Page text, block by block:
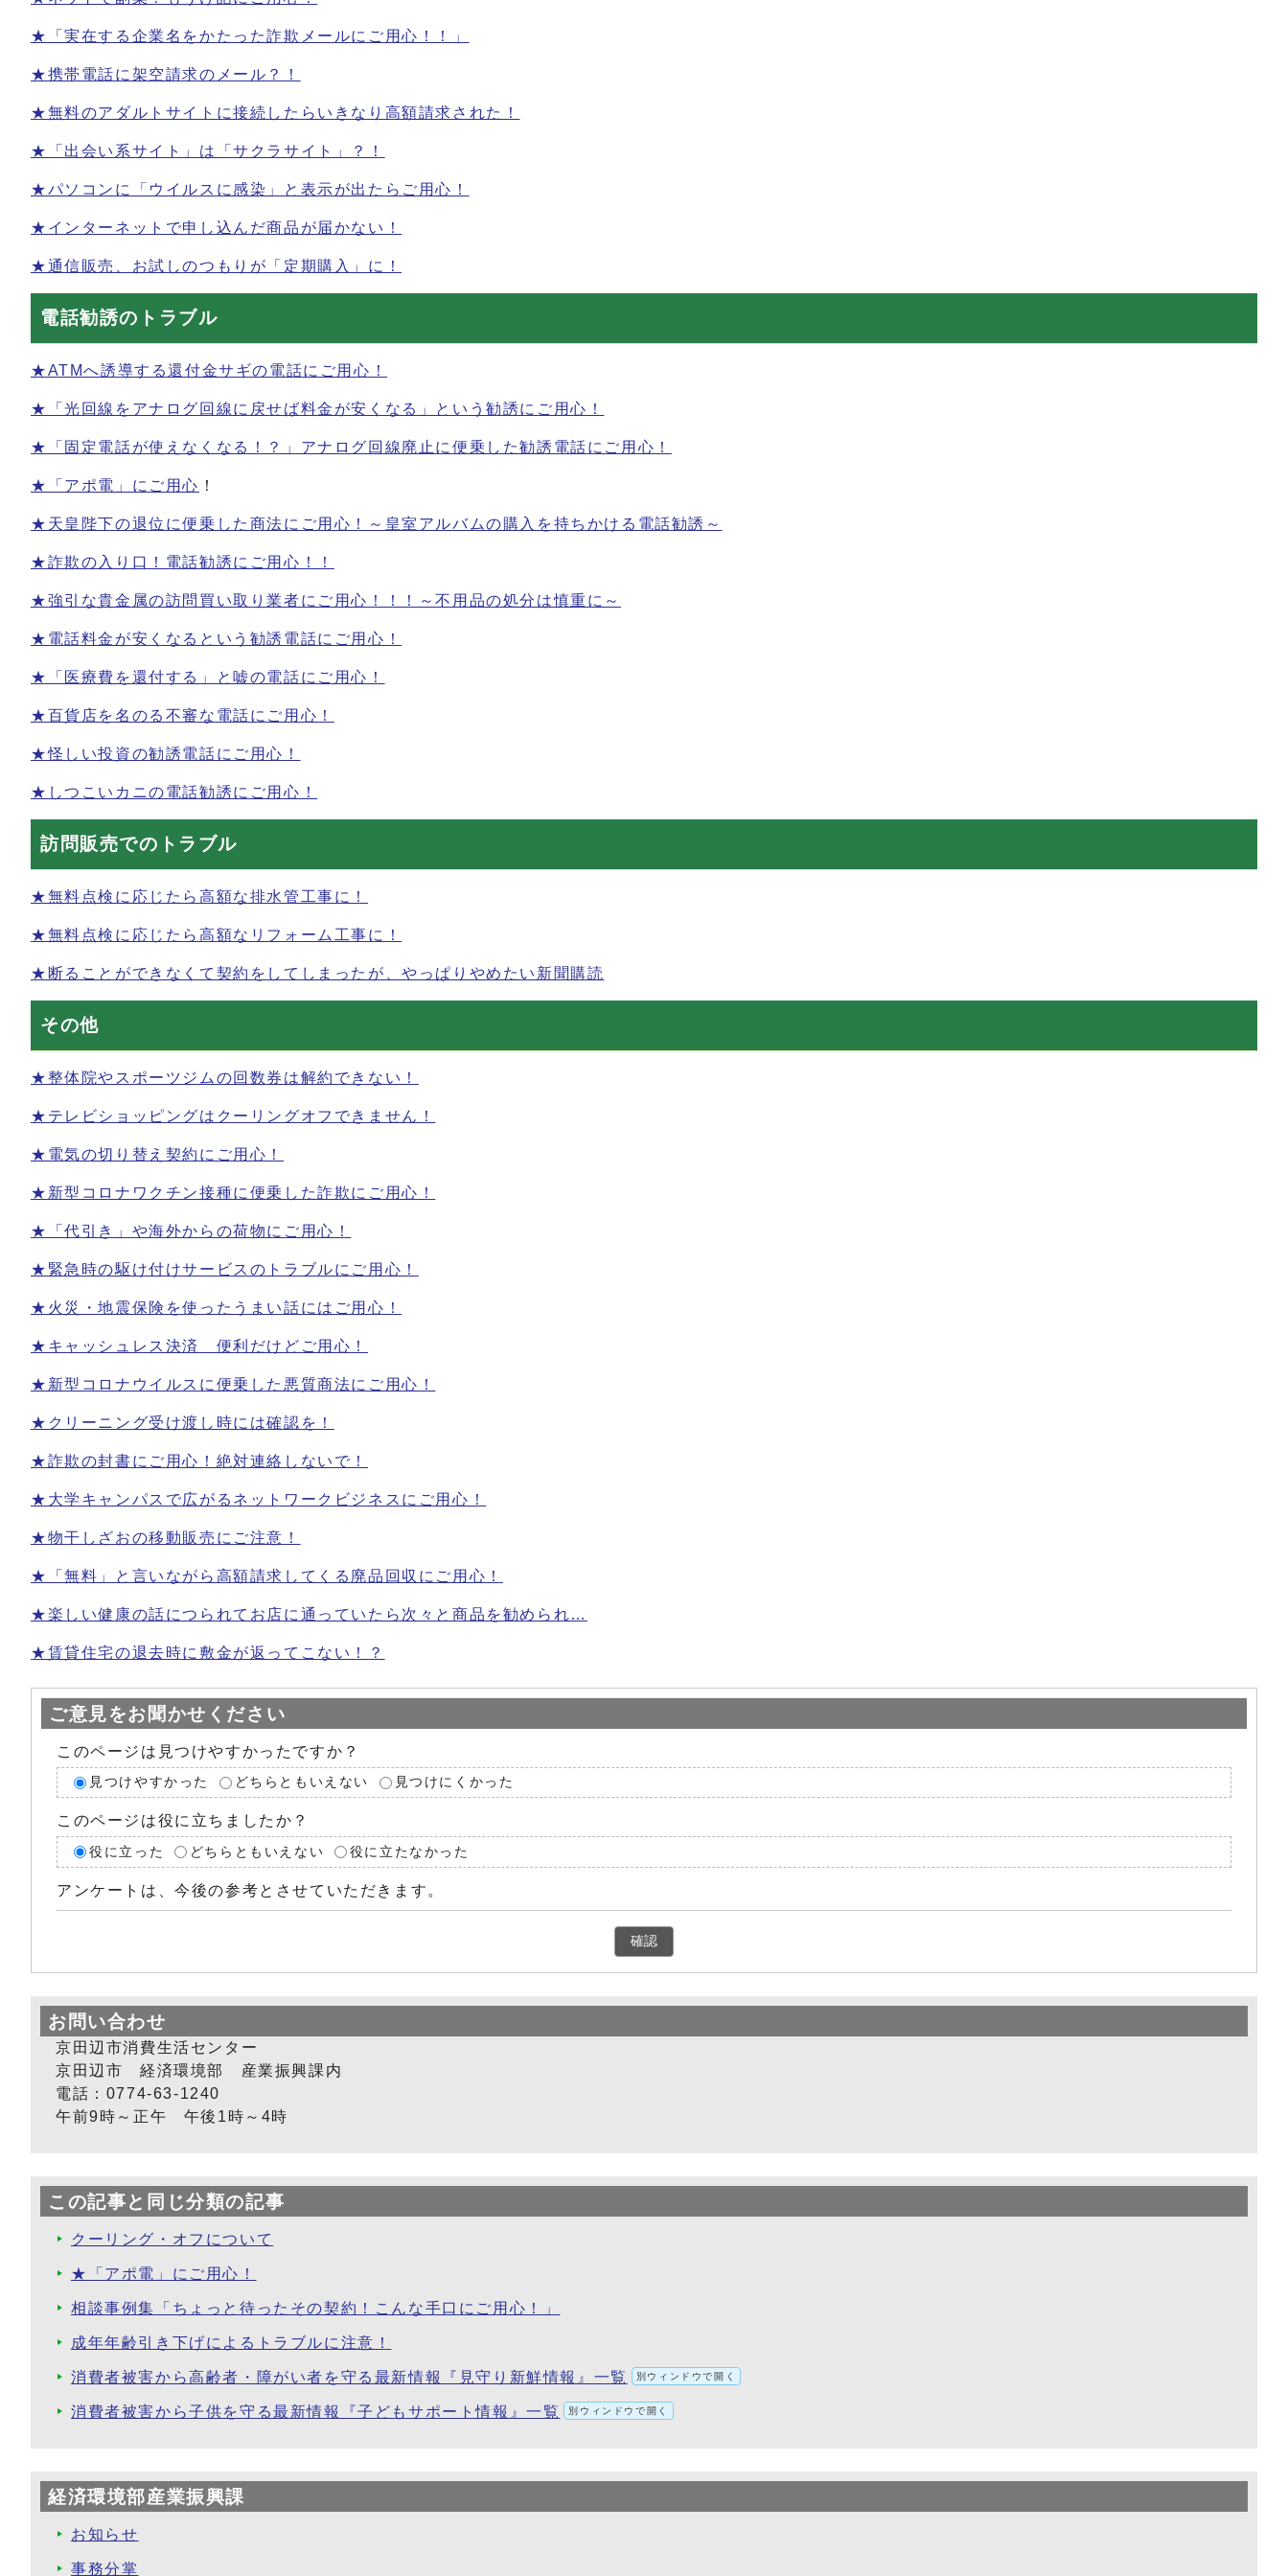
★「実在する企業名をかたった詐欺メールにご用心！！」
★携帯電話に架空請求のメール？！
★無料のアダルトサイトに接続したらいきなり高額請求された！
★「出会い系サイト」は「サクラサイト」？！
★パソコンに「ウイルスに感染」と表示が出たらご用心！
★インターネットで申し込んだ商品が届かない！
★通信販売、お試しのつもりが「定期購入」に！
電話勧誘のトラブル
★ATMへ誘導する還付金サギの電話にご用心！
★「光回線をアナログ回線に戻せば料金が安くなる」という勧誘にご用心！
★「固定電話が使えなくなる！？」アナログ回線廃止に便乗した勧誘電話にご用心！
★「アポ電」にご用心 ！
★天皇陛下の退位に便乗した商法にご用心！～皇室アルバムの購入を持ちかける電話勧誘～
★詐欺の入り口！電話勧誘にご用心！！
★強引な貴金属の訪問買い取り業者にご用心！！！～不用品の処分は慎重に～
★電話料金が安くなるという勧誘電話にご用心！
★「医療費を還付する」と嘘の電話にご用心！
★百貨店を名のる不審な電話にご用心！
★怪しい投資の勧誘電話にご用心！
★しつこいカニの電話勧誘にご用心！
訪問販売でのトラブル
★無料点検に応じたら高額な排水管工事に！
★無料点検に応じたら高額なリフォーム工事に！
★断ることができなくて契約をしてしまったが、やっぱりやめたい新聞購読
その他
★整体院やスポーツジムの回数券は解約できない！
★テレビショッピングはクーリングオフできません！
★電気の切り替え契約にご用心！
★新型コロナワクチン接種に便乗した詐欺にご用心！
★「代引き」や海外からの荷物にご用心！
★緊急時の駆け付けサービスのトラブルにご用心！
★火災・地震保険を使ったうまい話にはご用心！
★キャッシュレス決済 便利だけどご用心！
★新型コロナウイルスに便乗した悪質商法にご用心！
★クリーニング受け渡し時には確認を！
★詐欺の封書にご用心！絶対連絡しないで！
★大学キャンパスで広がるネットワークビジネスにご用心！
★物干しざおの移動販売にご注意！
★「無料」と言いながら高額請求してくる廃品回収にご用心！
★楽しい健康の話につられてお店に通っていたら次々と商品を勧められ…
★賃貸住宅の退去時に敷金が返ってこない！？
ご意見をお聞かせください
このページは見つけやすかったですか？
見つけやすかった どちらともいえない 見つけにくかった
このページは役に立ちましたか？
役に立った どちらともいえない 役に立たなかった
アンケートは、今後の参考とさせていただきます。
確認
お問い合わせ
京田辺市消費生活センター
京田辺市 経済環境部 産業振興課内
電話：0774-63-1240
午前9時～正午 午後1時～4時
この記事と同じ分類の記事
クーリング・オフについて
★「アポ電」にご用心！
相談事例集「ちょっと待ったその契約！こんな手口にご用心！」
成年年齢引き下げによるトラブルに注意！
消費者被害から高齢者・障がい者を守る最新情報『見守り新鮮情報』一覧 別ウィンドウで開く
消費者被害から子供を守る最新情報『子どもサポート情報』一覧 別ウィンドウで開く
経済環境部産業振興課
お知らせ
事務分掌